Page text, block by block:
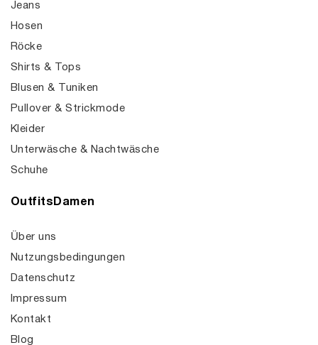
Jeans
Hosen
Röcke
Shirts & Tops
Blusen & Tuniken
Pullover & Strickmode
Kleider
Unterwäsche & Nachtwäsche
Schuhe
OutfitsDamen
Über uns
Nutzungsbedingungen
Datenschutz
Impressum
Kontakt
Blog